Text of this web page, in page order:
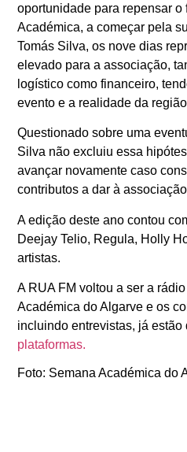
oportunidade para repensar o
Académica, a começar pela
Tomás Silva, os nove dias
elevado para a associação,
logístico como financeiro,
evento e a realidade da
Questionado sobre uma
Silva não excluiu essa
avançar novamente caso
contributos a dar à
A edição deste ano contou
Deejay Telio, Regula, Holly
artistas.
A RUA FM voltou a ser a
Académica do Algarve e os
incluindo entrevistas, já
plataformas.
Foto: Semana Académica do